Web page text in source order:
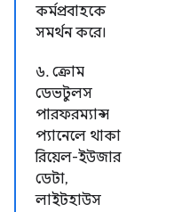
কর্মপ্রবাহকে
সমর্থন করে।
৬. ক্রোম
ডেভটুলস
পারফরম্যান্স
প্যানেলে থাকা
রিয়েল-ইউজার
ডেটা,
লাইটহাউস